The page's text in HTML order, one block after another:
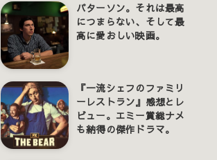
パターソン。それは最高
につまらない、そして最
高に愛おしい映画。
『一流シェフのファミリ
ーレストラン』感想とレ
ビュー。エミー賞総ナメ
も納得の傑作ドラマ。